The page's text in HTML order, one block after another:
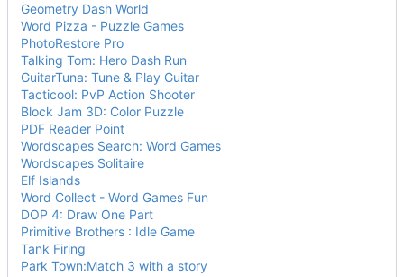
Geometry Dash World
Word Pizza - Puzzle Games
PhotoRestore Pro
Talking Tom: Hero Dash Run
GuitarTuna: Tune & Play Guitar
Tacticool: PvP Action Shooter
Block Jam 3D: Color Puzzle
PDF Reader Point
Wordscapes Search: Word Games
Wordscapes Solitaire
Elf Islands
Word Collect - Word Games Fun
DOP 4: Draw One Part
Primitive Brothers : Idle Game
Tank Firing
Park Town:Match 3 with a story